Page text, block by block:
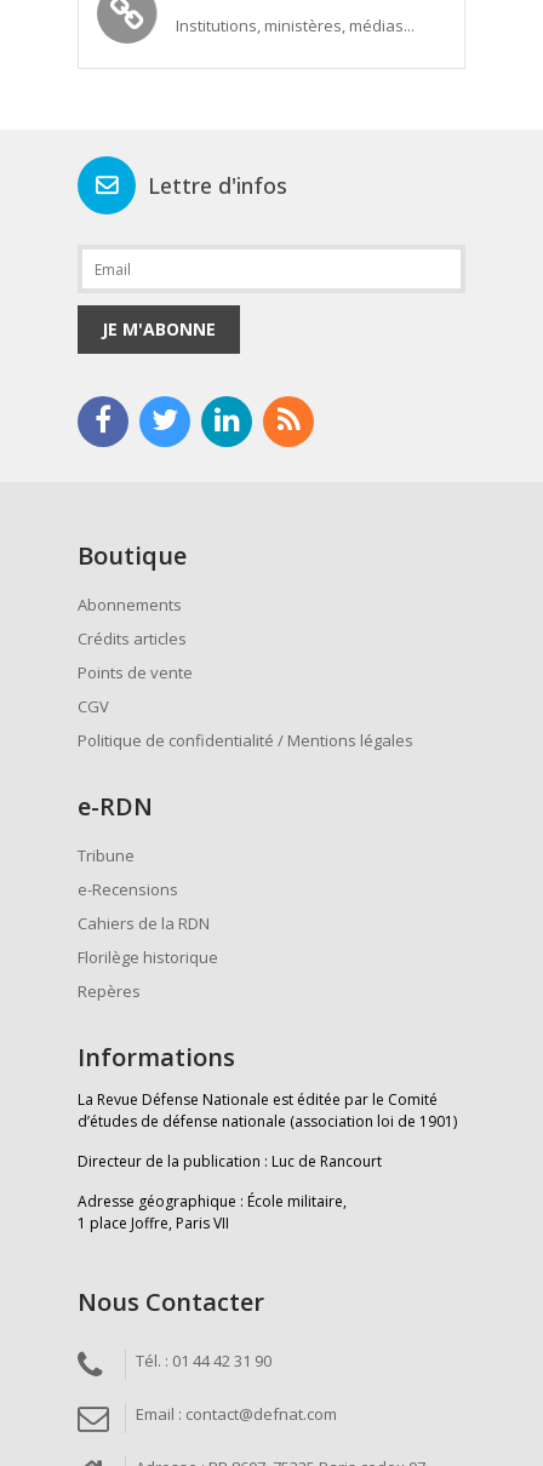
Institutions, ministères, médias...
Lettre d'infos
JE M'ABONNE
Boutique
Abonnements
Crédits articles
Points de vente
CGV
Politique de confidentialité / Mentions légales
e-RDN
Tribune
e-Recensions
Cahiers de la RDN
Florilège historique
Repères
Informations
La Revue Défense Nationale est éditée par le Comité
d’études de défense nationale (association loi de 1901)
Directeur de la publication : Luc de Rancourt
Adresse géographique : École militaire,
1 place Joffre, Paris VII
Nous Contacter
Tél. : 01 44 42 31 90
Email : contact@defnat.com